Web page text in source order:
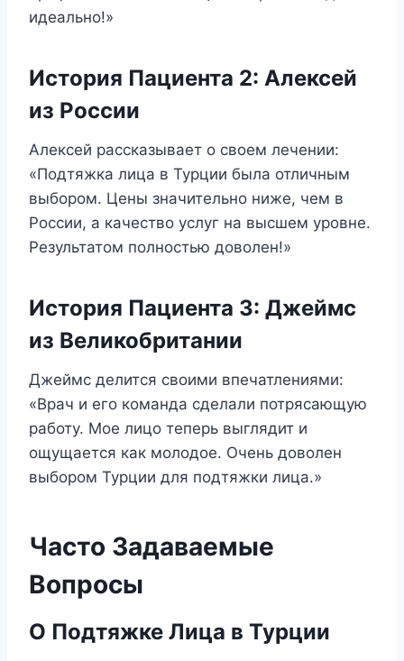
идеально!»
История Пациента 2: Алексей
из России
Алексей рассказывает о своем лечении:
«Подтяжка лица в Турции была отличным
выбором. Цены значительно ниже, чем в
России, а качество услуг на высшем уровне.
Результатом полностью доволен!»
История Пациента 3: Джеймс
из Великобритании
Джеймс делится своими впечатлениями:
«Врач и его команда сделали потрясающую
работу. Мое лицо теперь выглядит и
ощущается как молодое. Очень доволен
выбором Турции для подтяжки лица.»
Часто Задаваемые
Вопросы
О Подтяжке Лица в Турции